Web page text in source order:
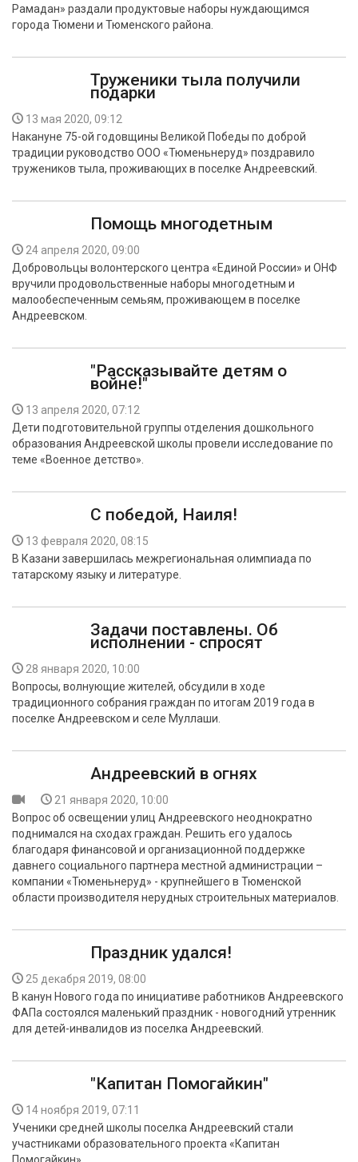
Рамадан» раздали продуктовые наборы нуждающимся
города Тюмени и Тюменского района.
Труженики тыла получили
подарки
13 мая 2020, 09:12
Накануне 75-ой годовщины Великой Победы по доброй
традиции руководство ООО «Тюменьнеруд» поздравило
тружеников тыла, проживающих в поселке Андреевский.
Помощь многодетным
24 апреля 2020, 09:00
Добровольцы волонтерского центра «Единой России» и ОНФ
вручили продовольственные наборы многодетным и
малообеспеченным семьям, проживающем в поселке
Андреевском.
"Рассказывайте детям о
войне!"
13 апреля 2020, 07:12
Дети подготовительной группы отделения дошкольного
образования Андреевской школы провели исследование по
теме «Военное детство».
С победой, Наиля!
13 февраля 2020, 08:15
В Казани завершилась межрегиональная олимпиада по
татарскому языку и литературе.
Задачи поставлены. Об
исполнении - спросят
28 января 2020, 10:00
Вопросы, волнующие жителей, обсудили в ходе
традиционного собрания граждан по итогам 2019 года в
поселке Андреевском и селе Муллаши.
Андреевский в огнях
21 января 2020, 10:00
Вопрос об освещении улиц Андреевского неоднократно
поднимался на сходах граждан. Решить его удалось
благодаря финансовой и организационной поддержке
давнего социального партнера местной администрации –
компании «Тюменьнеруд» - крупнейшего в Тюменской
области производителя нерудных строительных материалов.
Праздник удался!
25 декабря 2019, 08:00
В канун Нового года по инициативе работников Андреевского
ФАПа состоялся маленький праздник - новогодний утренник
для детей-инвалидов из поселка Андреевский.
"Капитан Помогайкин"
14 ноября 2019, 07:11
Ученики средней школы поселка Андреевский стали
участниками образовательного проекта «Капитан